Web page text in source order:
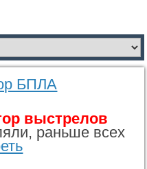
БПЛА
выстрелов
раньше всех